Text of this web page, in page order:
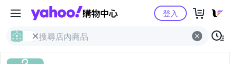
Yahoo購物中心
登入